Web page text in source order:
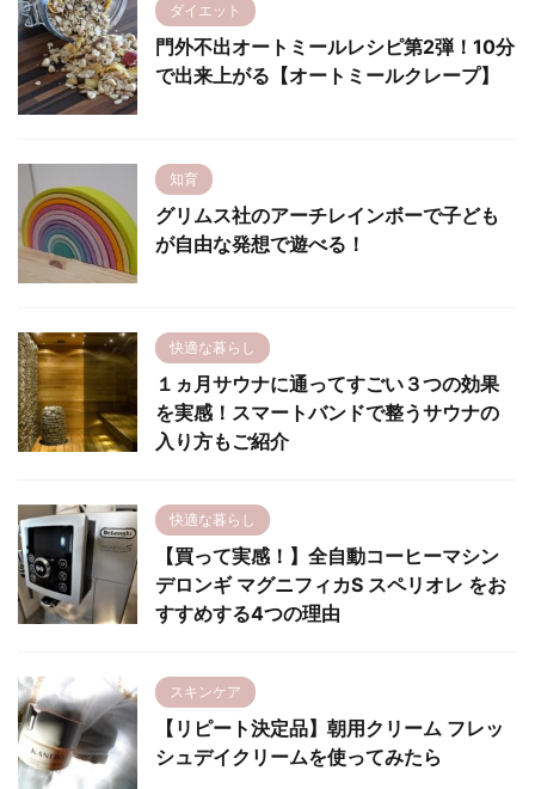
ダイエット
門外不出オートミールレシピ第2弾！10分
で出来上がる【オートミールクレープ】
知育
グリムス社のアーチレインボーで子ども
が自由な発想で遊べる！
快適な暮らし
１ヵ月サウナに通ってすごい３つの効果
を実感！スマートバンドで整うサウナの
入り方もご紹介
快適な暮らし
【買って実感！】全自動コーヒーマシン
デロンギ マグニフィカS スペリオレ をお
すすめする4つの理由
スキンケア
【リピート決定品】朝用クリーム フレッ
シュデイクリームを使ってみたら